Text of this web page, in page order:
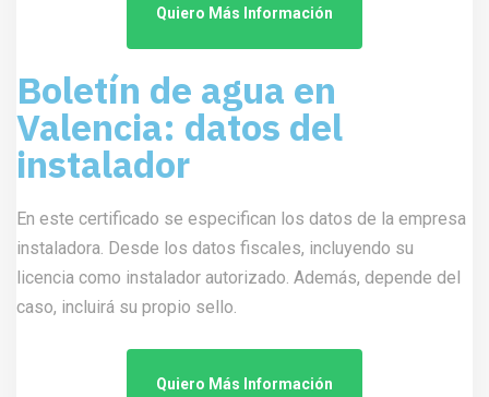
Quiero Más Información
Boletín de agua en
Valencia: datos del
instalador
En este certificado se especifican los datos de la empresa
instaladora. Desde los datos fiscales, incluyendo su
licencia como instalador autorizado. Además, depende del
caso, incluirá su propio sello.
Quiero Más Información